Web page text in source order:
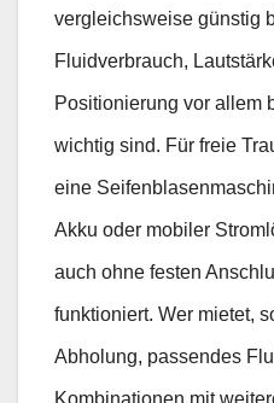
vergleichsweise günstig
Fluidverbrauch,
Positionierung vor allem
wichtig sind. Für freie
eine
Akku oder mobiler
auch ohne festen
funktioniert. Wer mietet,
Abholung, passendes
Kombinationen mit